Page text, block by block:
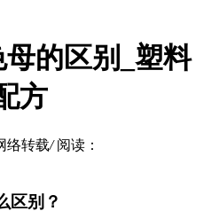
的区别_塑料
方
络转载/ 阅读：
区别？